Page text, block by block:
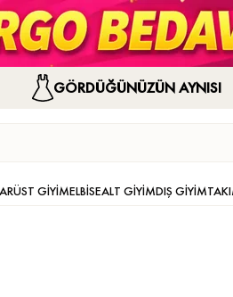
GÖRDÜĞÜNÜZÜN AYNISI
ÜST GİYİMELBİSEALT GİYİMDIŞ GİYİM